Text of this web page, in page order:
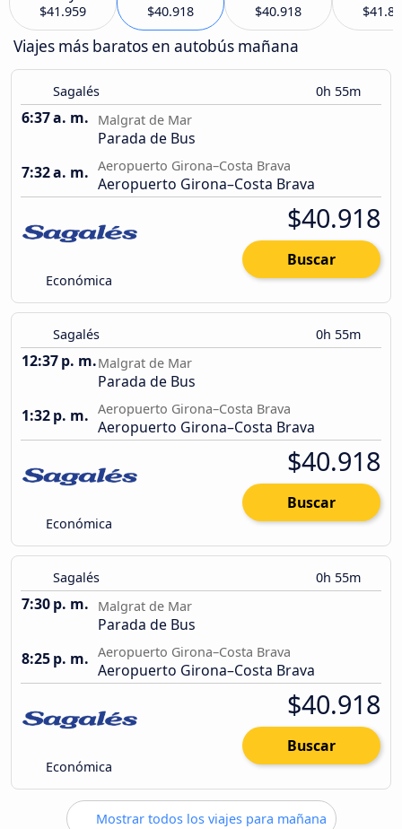
$41.959 $40.918 $40.918
Viajes más baratos en autobús mañana
Sagalés 0h 55m
6:37 a. m. Malgrat de Mar
Parada de Bus
7:32 a. m. Aeropuerto Girona–Costa Brava
Aeropuerto Girona–Costa Brava
Económica
$40.918
Buscar
Sagalés 0h 55m
12:37 p. m.Malgrat de Mar
Parada de Bus
1:32 p. m. Aeropuerto Girona–Costa Brava
Aeropuerto Girona–Costa Brava
Económica
$40.918
Buscar
Sagalés 0h 55m
7:30 p. m. Malgrat de Mar
Parada de Bus
8:25 p. m. Aeropuerto Girona–Costa Brava
Aeropuerto Girona–Costa Brava
Económica
$40.918
Buscar
Mostrar todos los viajes para mañana